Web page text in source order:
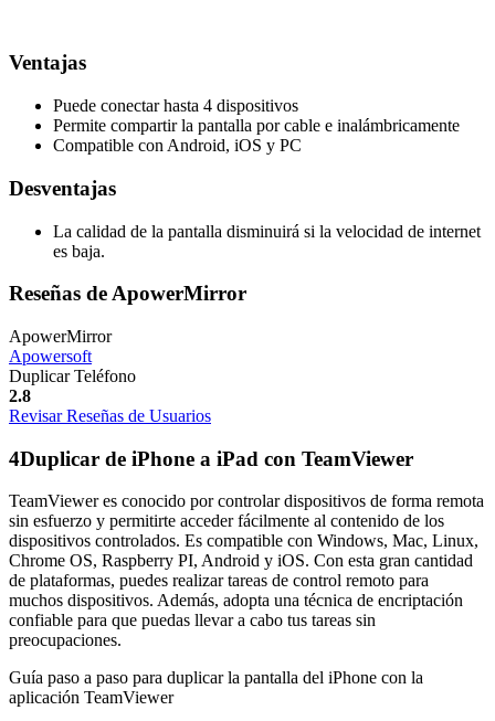
Ventajas
Puede conectar hasta 4 dispositivos
Permite compartir la pantalla por cable e inalámbricamente
Compatible con Android, iOS y PC
Desventajas
La calidad de la pantalla disminuirá si la velocidad de internet
es baja.
Reseñas de ApowerMirror
ApowerMirror
Apowersoft
Duplicar Teléfono
2.8
Revisar Reseñas de Usuarios
4Duplicar de iPhone a iPad con TeamViewer
TeamViewer es conocido por controlar dispositivos de forma remota
sin esfuerzo y permitirte acceder fácilmente al contenido de los
dispositivos controlados. Es compatible con Windows, Mac, Linux,
Chrome OS, Raspberry PI, Android y iOS. Con esta gran cantidad
de plataformas, puedes realizar tareas de control remoto para
muchos dispositivos. Además, adopta una técnica de encriptación
confiable para que puedas llevar a cabo tus tareas sin
preocupaciones.
Guía paso a paso para duplicar la pantalla del iPhone con la
aplicación TeamViewer